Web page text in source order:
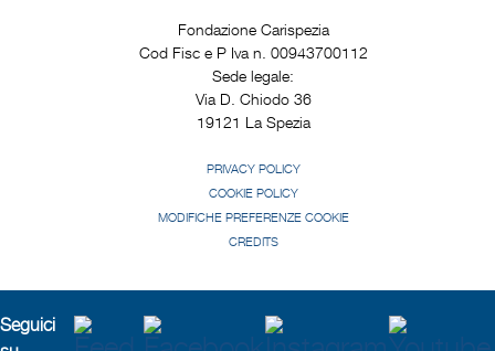
Fondazione Carispezia
Cod Fisc e P Iva n. 00943700112
Sede legale:
Via D. Chiodo 36
19121 La Spezia
PRIVACY POLICY
COOKIE POLICY
MODIFICHE PREFERENZE COOKIE
CREDITS
Seguici